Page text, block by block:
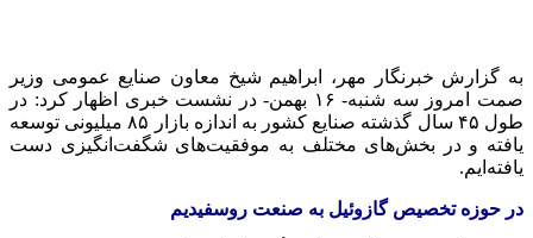
به گزارش خبرنگار مهر، ابراهیم شیخ معاون صنایع عمومی وزیر
صمت
امروز سه شنبه- ۱۶ بهمن- در نشست خبری اظهار کرد: در
طول ۴۵ سال گذشته صنایع کشور به اندازه بازار ۸۵ میلیونی توسعه
یافته و در بخش‌های مختلف به موفقیت‌های شگفت‌انگیزی دست
یافته‌ایم.
در حوزه تخصیص گازوئیل به صنعت روسفیدیم